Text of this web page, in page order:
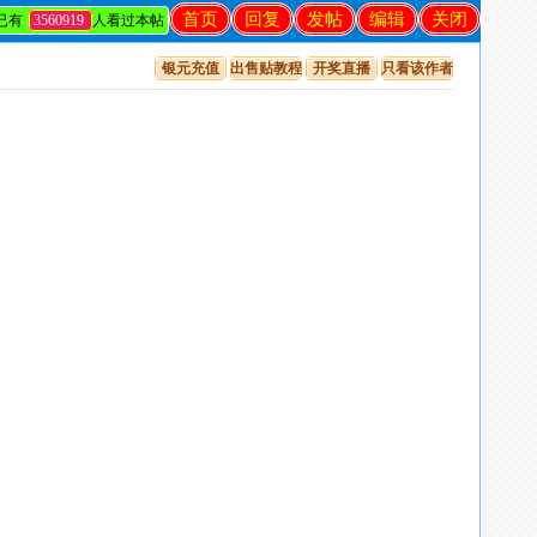
关闭
编辑
发帖
回复
首页
有 3560919 人看过本帖
银元充值 出售贴教程 开奖直播 只看该作者